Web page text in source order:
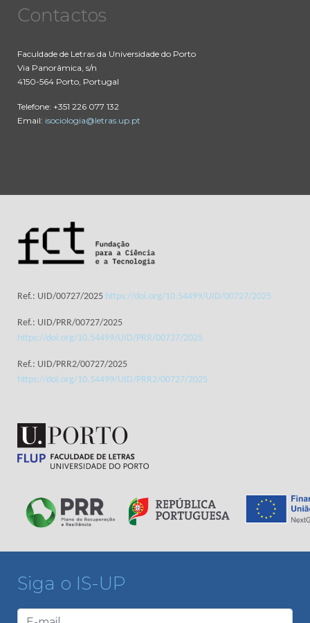
Contactos
Faculdade de Letras da Universidade do Porto
Via Panorâmica, s/n
4150-564 Porto, Portugal
Telefone: +351 226 077 132
Email: isociologia@letras.up.pt
Ref.: UID/00727/2025 https://doi.org/10.54499/UID/00727/2025
Ref.: UID/PRR/00727/2025
https://doi.org/10.54499/UID/PRR/00727/2025
Ref.: UID/PRR2/00727/2025
https://doi.org/10.54499/UID/PRR2/00727/2025
Siga o IS-UP